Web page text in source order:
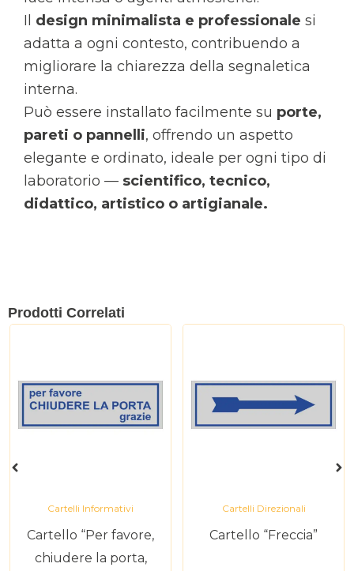
Il design minimalista e professionale si
adatta a ogni contesto, contribuendo a
migliorare la chiarezza della segnaletica
interna.
Può essere installato facilmente su porte,
pareti o pannelli, offrendo un aspetto
elegante e ordinato, ideale per ogni tipo di
laboratorio — scientifico, tecnico,
didattico, artistico o artigianale.
Prodotti Correlati
Cartelli Informativi
Cartello “Per favore,
chiudere la porta,
Cartelli Direzionali
Cartello “Freccia”